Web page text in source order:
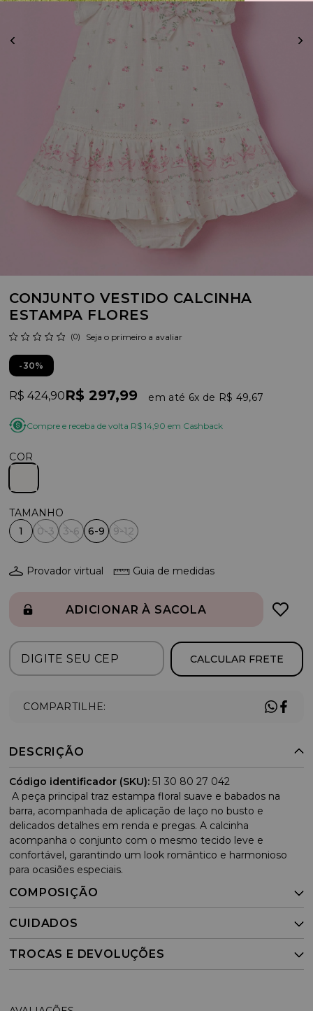
CONJUNTO VESTIDO CALCINHA
ESTAMPA FLORES
(0) Seja o primeiro a avaliar
30%
R$ 424,90R$ 297,99 6x R$ 49,67
Compre e receba de volta R$ 14,90 em Cashback
COR
1 0-3 3-6 6-9 9-12
Provador virtual Guia de medidas
ADICIONAR À SACOLA
CALCULAR FRETE
COMPARTILHE:
DESCRIÇÃO
Código identificador (SKU): 51 30 80 27 042
A peça principal traz estampa floral suave e babados na
barra, acompanhada de aplicação de laço no busto e
delicados detalhes em renda e pregas. A calcinha
acompanha o conjunto com o mesmo tecido leve e
confortável, garantindo um look romântico e harmonioso
para ocasiões especiais.
COMPOSIÇÃO
CUIDADOS
TROCAS E DEVOLUÇÕES